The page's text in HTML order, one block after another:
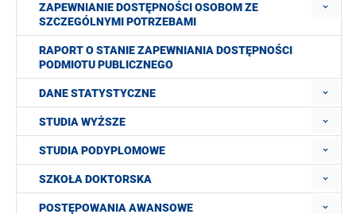
ZAPEWNIANIE DOSTĘPNOŚCI OSOBOM ZE
SZCZEGÓLNYMI POTRZEBAMI
RAPORT O STANIE ZAPEWNIANIA DOSTĘPNOŚCI
PODMIOTU PUBLICZNEGO
DANE STATYSTYCZNE
STUDIA WYŻSZE
STUDIA PODYPLOMOWE
SZKOŁA DOKTORSKA
POSTĘPOWANIA AWANSOWE